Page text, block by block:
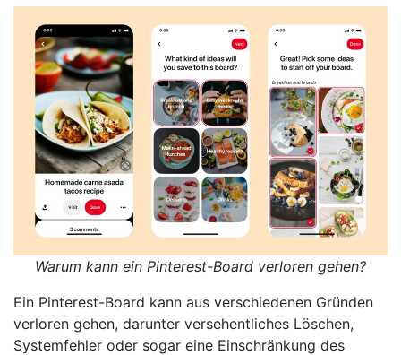
Warum kann ein Pinterest-Board verloren gehen?
Ein Pinterest-Board kann aus verschiedenen Gründen
verloren gehen, darunter versehentliches Löschen,
Systemfehler oder sogar eine Einschränkung des